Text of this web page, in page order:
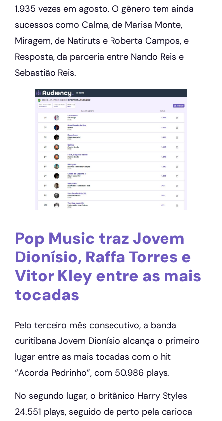
1.935 vezes em agosto. O gênero tem ainda
sucessos como Calma, de Marisa Monte,
Miragem, de Natiruts e Roberta Campos, e
Resposta, da parceria entre Nando Reis e
Sebastião Reis.
Pop Music traz Jovem
Dionísio, Raffa Torres e
Vitor Kley entre as mais
tocadas
Pelo terceiro mês consecutivo, a banda
curitibana Jovem Dionísio alcança o primeiro
lugar entre as mais tocadas com o hit
“Acorda Pedrinho”, com 50.986 plays.
No segundo lugar, o britânico Harry Styles
24.551 plays, seguido de perto pela carioca